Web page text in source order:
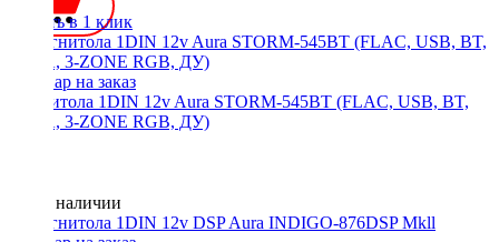
Купить в 1 клик
Магнитола 1DIN 12v Aura STORM-545BT (FLAC, USB, BT,
3RCA, 3-ZONE RGB, ДУ)
Нет в наличии